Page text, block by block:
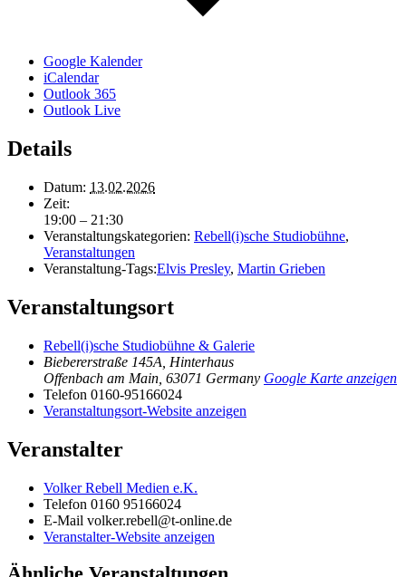
Google Kalender
iCalendar
Outlook 365
Outlook Live
Details
Datum: 13.02.2026
Zeit:
19:00 – 21:30
Veranstaltungskategorien: Rebell(i)sche Studiobühne,
Veranstaltungen
Veranstaltung-Tags:Elvis Presley, Martin Grieben
Veranstaltungsort
Rebell(i)sche Studiobühne & Galerie
Biebererstraße 145A, Hinterhaus
Offenbach am Main 63071 Germany Google Karte anzeigen
Telefon 0160-95166024
Veranstaltungsort-Website anzeigen
Veranstalter
Volker Rebell Medien e.K.
Telefon 0160 95166024
E-Mail volker.rebell@t-online.de
Veranstalter-Website anzeigen